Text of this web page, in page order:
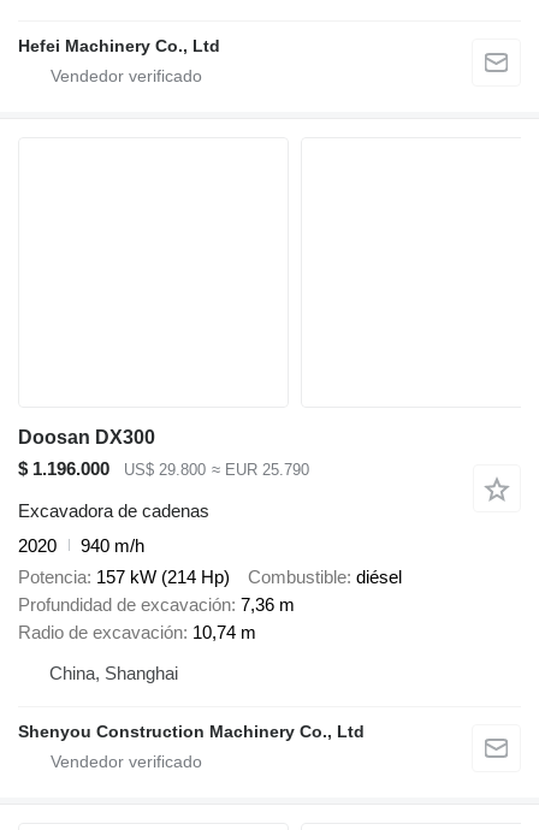
Hefei Machinery Co., Ltd
Doosan DX300
$ 1.196.000
US$ 29.800 ≈ EUR 25.790
Excavadora de cadenas
2020
940 m/h
Potencia 157 kW (214 Hp) Combustible diésel
Profundidad de excavación 7,36 m
Radio de excavación 10,74 m
China, Shanghai
Shenyou Construction Machinery Co., Ltd